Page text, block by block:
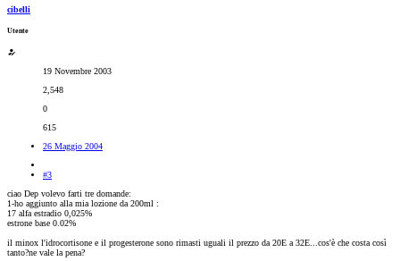
cibelli
Utente
19 Novembre 2003
2,548
0
615
26 Maggio 2004
#3
ciao Dep volevo farti tre domande:
1-ho aggiunto alla mia lozione da 200ml :
17 alfa estradio 0,025%
estrone base 0.02%
il minox l'idrocortisone e il progesterone sono rimasti uguali il prezzo da 20E a 32E...cos'è che costa così
tanto?ne vale la pena?